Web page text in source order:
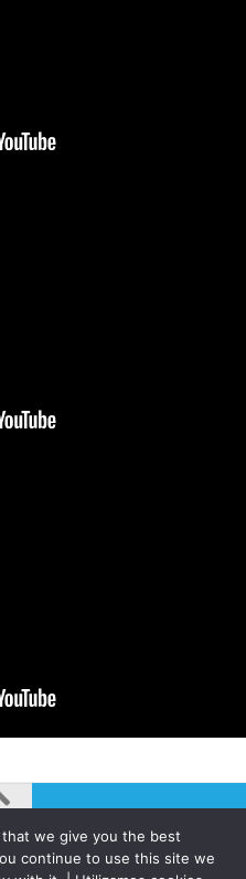
JAVIER MARTINEZ 2026. All
we give you the best
continue to use this site we